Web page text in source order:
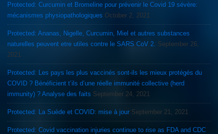
Protected: Curcumin et Bromeline pour prévenir le Covid 19 sévère:
mécanismes physiopathologiques October 2, 2021
Protected: Ananas, Nigelle, Curcumin, Miel et autres substances
naturelles peuvent etre utiles contre le SARS CoV 2. September 26,
2021
Protected: Les pays les plus vaccinés sont-ils les mieux protégés du
COVID ? Bénéficient t’ils d’une réelle immunité collective (herd
immunity) ? Analyse des faits September 24, 2021
Protected: La Suède et COVID: mise à jour September 21, 2021
Protected: Covid vaccination injuries continue to rise as FDA and CDC